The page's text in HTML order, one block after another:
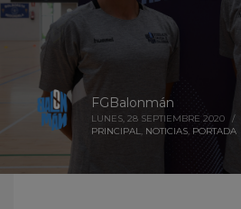
FGBalonmán
LUNES, 28 SEPTIEMBRE 2020 /
PRINCIPAL, NOTICIAS, PORTADA